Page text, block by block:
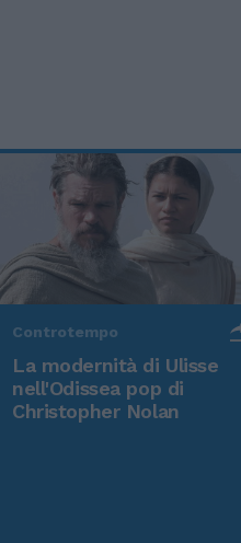
Controtempo
La modernità di Ulisse
nell'Odissea pop di
Christopher Nolan